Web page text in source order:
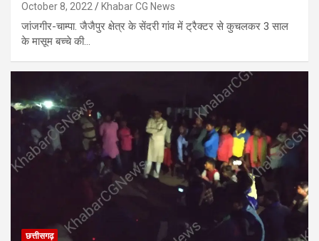
October 8, 2022 Khabar CG News
जांजगीर-चाम्पा. जैजैपुर क्षेत्र के सेंदरी गांव में ट्रैक्टर से कुचलकर 3 साल
के मासूम बच्चे की…
छत्तीसगढ़